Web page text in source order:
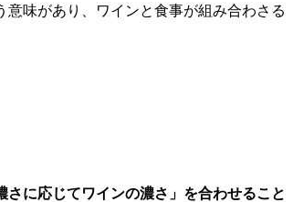
味があり、ワインと食事が組み合わさる
さに応じてワインの濃さ」を合わせること